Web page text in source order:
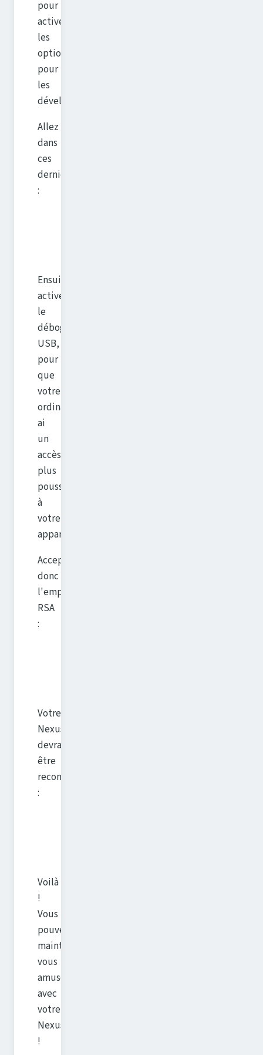
pour
activer
les
options
pour
les
développeurs.
Allez
dans
ces
derniers
:
Ensuite,
activez
le
débogage
USB,
pour
que
votre
ordinateur
ai
un
accès
plus
poussé
à
votre
appareil.
Acceptez
donc
l'empreinte
RSA
:
Votre
Nexus
devrait
être
reconnu
:
Voilà
!
Vous
pouvez
maintenant
vous
amuser
avec
votre
Nexus
!